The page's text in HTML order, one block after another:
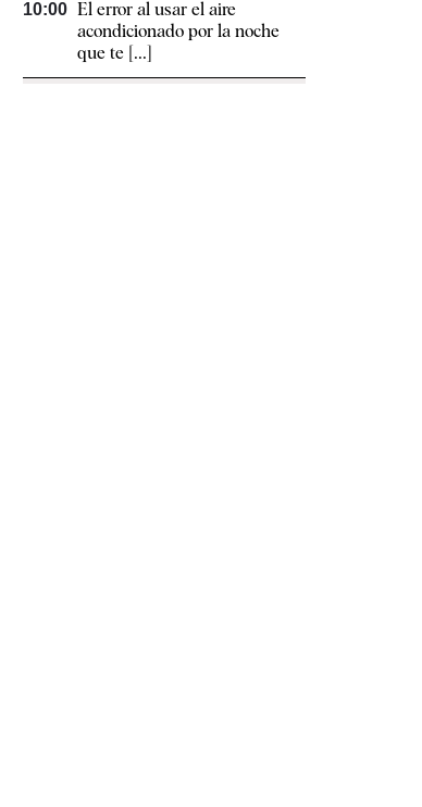
10:00 El error al usar el aire
acondicionado por la noche
que te [...]